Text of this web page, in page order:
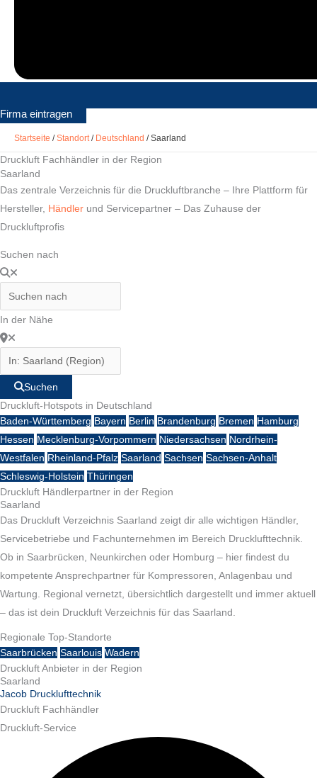
Firma eintragen
Startseite /Standort/ Deutschland /Saarland
Druckluft Fachhändler in der Region
Saarland
Das zentrale Verzeichnis für die Druckluftbranche – Ihre Plattform für
Hersteller, Händler und Servicepartner – Das Zuhause der
Druckluftprofis
Suchen nach
In der Nähe
Suchen
Druckluft-Hotspots in Deutschland
Baden-Württemberg Bayern Berlin Brandenburg Bremen Hamburg
Hessen Mecklenburg-Vorpommern Niedersachsen Nordrhein-
Westfalen Rheinland-Pfalz Saarland Sachsen Sachsen-Anhalt
Schleswig-Holstein Thüringen
Druckluft Händlerpartner in der Region
Saarland
Das Druckluft Verzeichnis Saarland zeigt dir alle wichtigen Händler,
Servicebetriebe und Fachunternehmen im Bereich Drucklufttechnik.
Ob in Saarbrücken, Neunkirchen oder Homburg – hier findest du
kompetente Ansprechpartner für Kompressoren, Anlagenbau und
Wartung. Regional vernetzt, übersichtlich dargestellt und immer aktuell
– das ist dein Druckluft Verzeichnis für das Saarland.
Regionale Top-Standorte
Saarbrücken Saarlouis Wadern
Druckluft Anbieter in der Region
Saarland
Jacob Drucklufttechnik
Druckluft Fachhändler
Druckluft-Service